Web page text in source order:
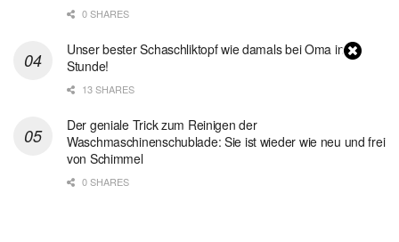
0 SHARES
Unser bester Schaschliktopf wie damals bei Oma in 1
Stunde!
13 SHARES
Der geniale Trick zum Reinigen der
Waschmaschinenschublade: Sie ist wieder wie neu und frei
von Schimmel
0 SHARES